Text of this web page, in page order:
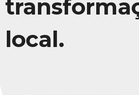
local.